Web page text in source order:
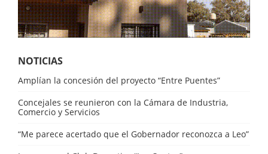
NOTICIAS
Amplían la concesión del proyecto “Entre Puentes”
Concejales se reunieron con la Cámara de Industria,
Comercio y Servicios
“Me parece acertado que el Gobernador reconozca a Leo”